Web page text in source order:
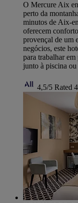
O Mercure Aix
perto da
minutos de Aix-
oferecem
provençal de um
negócios, este
para trabalhar
junto à piscina ou
4,5/5 Rated